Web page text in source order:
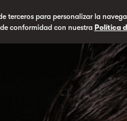
terceros para personalizar la
conformidad con nuestra Política